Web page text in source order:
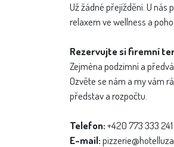
Už žádné přejíždění. U
relaxem ve wellness a
Rezervujte si firemní
Zejména podzimní a
Ozvěte se nám a my vám
představ a rozpočtu.
Telefon:+420 773 333 241
E-mail: